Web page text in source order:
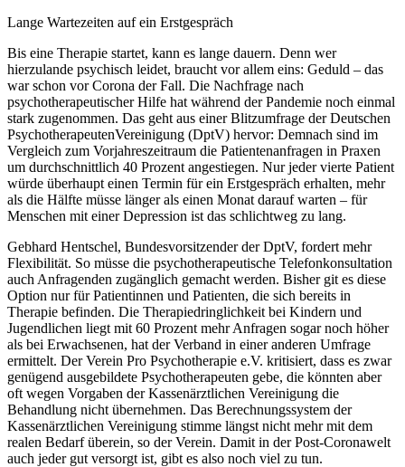
Lange Wartezeiten auf ein Erstgespräch
Bis eine Therapie startet, kann es lange dauern. Denn wer
hierzulande psychisch leidet, braucht vor allem eins: Geduld – das
war schon vor Corona der Fall. Die Nachfrage nach
psychotherapeutischer Hilfe hat während der Pandemie noch einmal
stark zugenommen. Das geht aus einer Blitzumfrage der Deutschen
PsychotherapeutenVereinigung (DptV) hervor: Demnach sind im
Vergleich zum Vorjahreszeitraum die Patientenanfragen in Praxen
um durchschnittlich 40 Prozent angestiegen. Nur jeder vierte Patient
würde überhaupt einen Termin für ein Erstgespräch erhalten, mehr
als die Hälfte müsse länger als einen Monat darauf warten – für
Menschen mit einer Depression ist das schlichtweg zu lang.
Gebhard Hentschel, Bundesvorsitzender der DptV, fordert mehr
Flexibilität. So müsse die psychotherapeutische Telefonkonsultation
auch Anfragenden zugänglich gemacht werden. Bisher git es diese
Option nur für Patientinnen und Patienten, die sich bereits in
Therapie befinden. Die Therapiedringlichkeit bei Kindern und
Jugendlichen liegt mit 60 Prozent mehr Anfragen sogar noch höher
als bei Erwachsenen, hat der Verband in einer anderen Umfrage
ermittelt. Der Verein Pro Psychotherapie e.V. kritisiert, dass es zwar
genügend ausgebildete Psychotherapeuten gebe, die könnten aber
oft wegen Vorgaben der Kassenärztlichen Vereinigung die
Behandlung nicht übernehmen. Das Berechnungssystem der
Kassenärztlichen Vereinigung stimme längst nicht mehr mit dem
realen Bedarf überein, so der Verein. Damit in der Post-Coronawelt
auch jeder gut versorgt ist, gibt es also noch viel zu tun.